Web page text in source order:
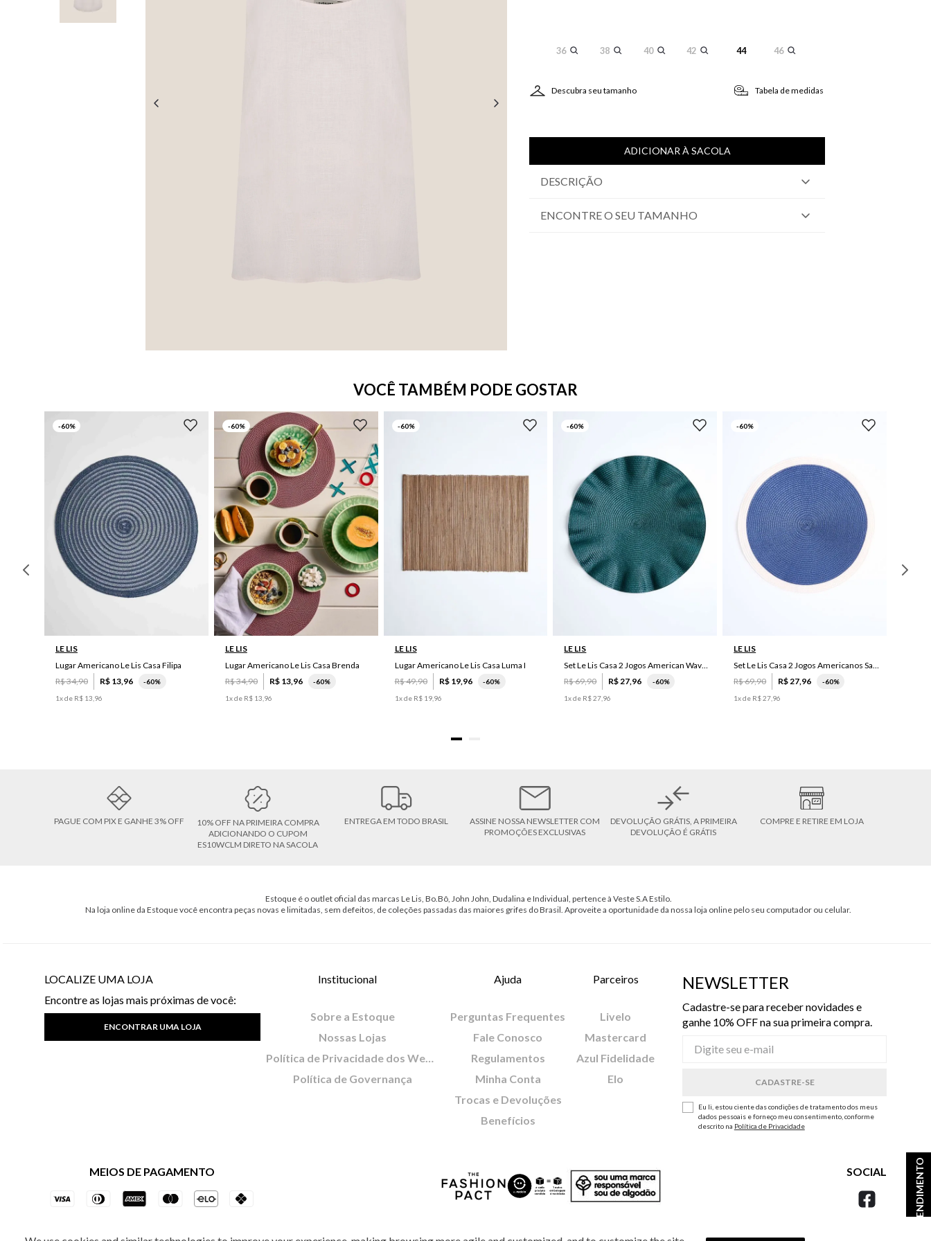
ATENDIMENTO
36 38 40 42 44 46
Descubra seu tamanho Tabela de medidas
ADICIONAR À SACOLA
DESCRIÇÃO
ENCONTRE O SEU TAMANHO
VOCÊ TAMBÉM PODE GOSTAR
-60%
LE LIS
Lugar Americano Le Lis Casa Filipa
R$34,90 R$ 13,96 -60%
1x de R$ 13 96
-60%
UN
LE LIS
Lugar Americano Le Lis Casa Brenda
R$34,90 R$ 13,96 -60%
1x de R$ 13 96
-60%
LE LIS
Lugar Americano Le Lis Casa Luma I
R$49,90 R$ 19,96 -60%
1x de R$ 19, 96
-60%
LE LIS
Set Le Lis Casa 2 Jogos American Wave Green
R$69,90 R$27,96 -60%
1x de R$27 96
-60%
LE LIS
Set Le Lis Casa 2 Jogos Americanos Saruê II
R$69,90 R$27,96 -60%
1x de R$27 96
PAGUE COM PIX E GANHE 3% OFF
10% OFF NA PRIMEIRA COMPRA
ADICIONANDO O CUPOM
ES10WCLM DIRETO NA SACOLA
ENTREGA EM TODO BRASIL
ASSINE NOSSA NEWSLETTER COM
PROMOÇÕES EXCLUSIVAS
DEVOLUÇÃO GRÁTIS, A PRIMEIRA
DEVOLUÇÃO É GRÁTIS
COMPRE E RETIRE EM LOJA
Estoque é o outlet oficial das marcas Le Lis, Bo.Bô, John John, Dudalina e Individual, pertence à Veste S.A Estilo.
Na loja online da Estoque você encontra peças novas e limitadas, sem defeitos, de coleções passadas das maiores grifes do Brasil. Aproveite a oportunidade da nossa loja online pelo seu computador ou celular.
LOCALIZE UMA LOJA
Encontre as lojas mais próximas de você:
ENCONTRAR UMA LOJA
Institucional
Sobre a Estoque
Nossas Lojas
Política de Privacidade dos Websites
Política de Governança
Ajuda
Perguntas Frequentes
Fale Conosco
Regulamentos
Minha Conta
Trocas e Devoluções
Benefícios
Parceiros
Livelo
Mastercard
Azul Fidelidade
Elo
NEWSLETTER
Cadastre-se para receber novidades e
ganhe 10% OFF na sua primeira compra.
Eu li, estou ciente das condições de tratamento dos meus
dados pessoais e forneço meu consentimento, conforme
descrito na Política de Privacidade
MEIOS DE PAGAMENTO SOCIAL